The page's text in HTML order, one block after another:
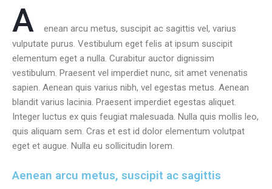
A
enean arcu metus, suscipit ac sagittis vel, varius
vulputate purus. Vestibulum eget felis at ipsum suscipit
elementum eget a nulla. Curabitur auctor dignissim
vestibulum. Praesent vel imperdiet nunc, sit amet venenatis
sapien. Aenean quis varius nibh, vel egestas metus. Aenean
blandit varius lacinia. Praesent imperdiet egestas aliquet.
Integer luctus ex quis feugiat malesuada. Nulla quis mollis leo,
quis aliquam sem. Cras et est id dolor elementum volutpat
eget et augue. Nulla eu sollicitudin lorem.
Aenean arcu metus, suscipit ac sagittis